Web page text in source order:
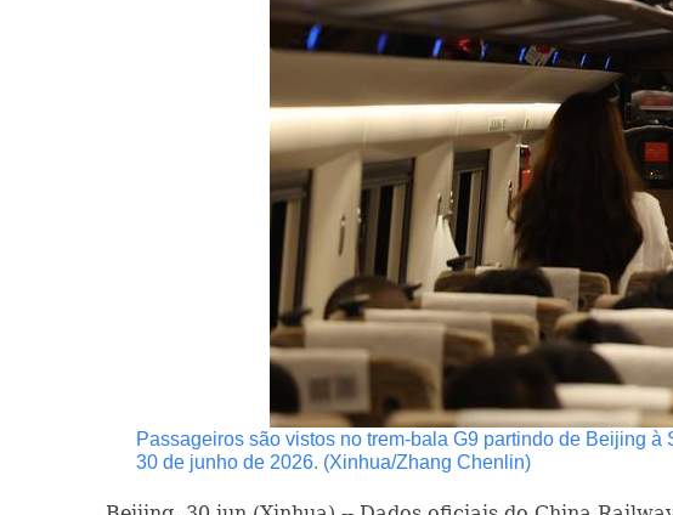
Passageiros são vistos no trem-bala G9 partindo de Beijing
30 de junho de 2026. (Xinhua/Zhang Chenlin)